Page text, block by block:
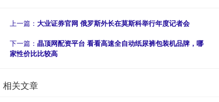
上一篇： 大业证券官网 俄罗斯外长在莫斯科举行年度记者会
下一篇： 晶顶网配资平台 看看高速全自动纸尿裤包装机品牌，哪
家性价比比较高
相关文章